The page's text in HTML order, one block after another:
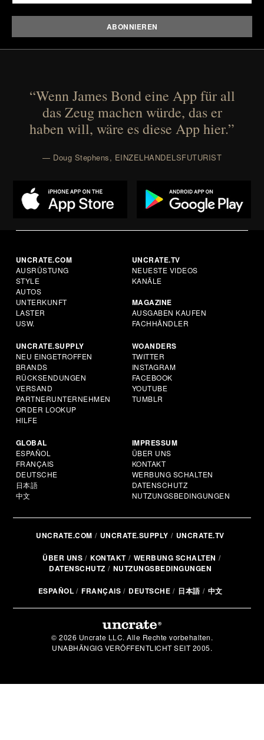
“Wenn James Bond eine App für all
das Zeug machen würde, das er
haben will, wäre es diese App hier.”
— Doug Stephens, EINZELHANDELSFUTURIST
UNCRATE.COM
AUSRÜSTUNG
STYLE
AUTOS
UNTERKUNFT
LASTER
USW.
UNCRATE.TV
NEUESTE VIDEOS
KANÄLE
MAGAZINE
AUSGABEN KAUFEN
FACHHÄNDLER
UNCRATE.SUPPLY
NEU EINGETROFFEN
BRANDS
RÜCKSENDUNGEN
VERSAND
PARTNERUNTERNEHMEN
ORDER LOOKUP
HILFE
WOANDERS
TWITTER
INSTAGRAM
FACEBOOK
YOUTUBE
TUMBLR
GLOBAL
ESPAÑOL
FRANÇAIS
DEUTSCHE
日本語
中文
IMPRESSUM
ÜBER UNS
KONTAKT
WERBUNG SCHALTEN
DATENSCHUTZ
NUTZUNGSBEDINGUNGEN
UNCRATE.COM UNCRATE.SUPPLY UNCRATE.TV
ÜBER UNS KONTAKT
WERBUNG SCHALTEN
DATENSCHUTZ
NUTZUNGSBEDINGUNGEN
ESPAÑOL FRANÇAIS DEUTSCHE 日本語 中文
© 2026 Uncrate LLC. Alle Rechte vorbehalten.
UNABHÄNGIG VERÖFFENTLICHT SEIT 2005.